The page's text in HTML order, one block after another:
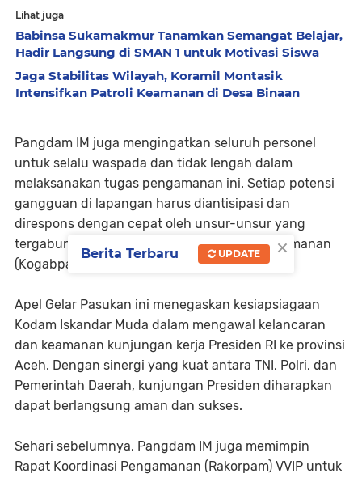
Lihat juga
Babinsa Sukamakmur Tanamkan Semangat Belajar,
Hadir Langsung di SMAN 1 untuk Motivasi Siswa
Jaga Stabilitas Wilayah, Koramil Montasik
Intensifkan Patroli Keamanan di Desa Binaan
Pangdam IM juga mengingatkan seluruh personel
untuk selalu waspada dan tidak lengah dalam
melaksanakan tugas pengamanan ini. Setiap potensi
gangguan di lapangan harus diantisipasi dan
direspons dengan cepat oleh unsur-unsur yang
tergabung dalam Komando Gabungan Pengamanan
(Kogabpad) VVIP.
Apel Gelar Pasukan ini menegaskan kesiapsiagaan
Kodam Iskandar Muda dalam mengawal kelancaran
dan keamanan kunjungan kerja Presiden RI ke provinsi
Aceh. Dengan sinergi yang kuat antara TNI, Polri, dan
Pemerintah Daerah, kunjungan Presiden diharapkan
dapat berlangsung aman dan sukses.
Sehari sebelumnya, Pangdam IM juga memimpin
Rapat Koordinasi Pengamanan (Rakorpam) VVIP untuk
×
Berita Terbaru UPDATE